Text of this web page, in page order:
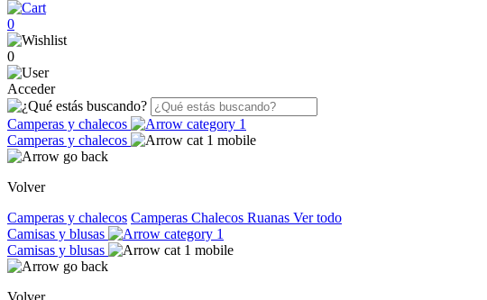
0
0
Acceder
Camperas y chalecos
Camperas y chalecos
Volver
Camperas y chalecos Camperas Chalecos Ruanas Ver todo
Camisas y blusas
Camisas y blusas
Volver